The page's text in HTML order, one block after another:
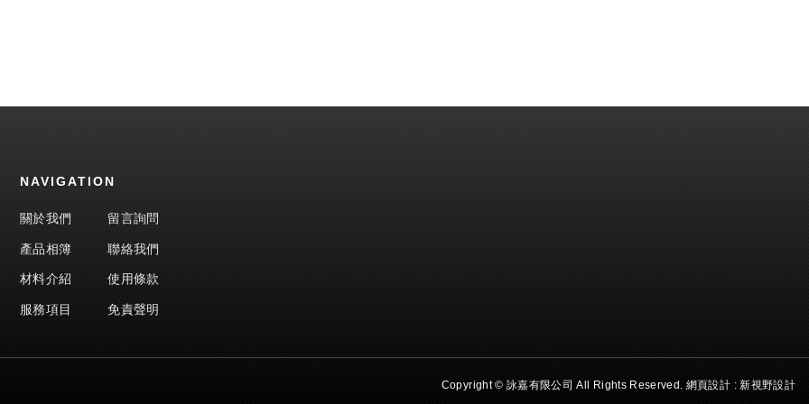
NAVIGATION
關於我們
產品相簿
材料介紹
服務項目
留言詢問
聯絡我們
使用條款
免責聲明
Copyright © 詠嘉有限公司 All Rights Reserved. 網頁設計 :新視野設計